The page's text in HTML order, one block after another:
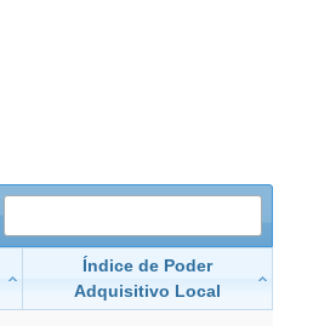
Índice de Poder
Adquisitivo Local